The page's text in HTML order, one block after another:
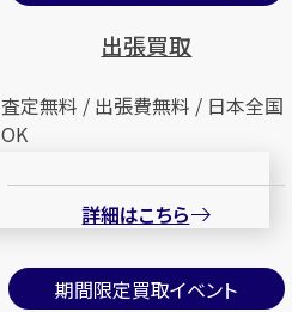
出張買取
査定無料 / 出張費無料 / 日本全国
OK
詳細はこちら
期間限定買取イベント